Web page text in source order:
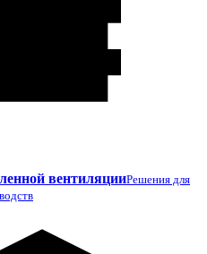
вентиляцииРешения для